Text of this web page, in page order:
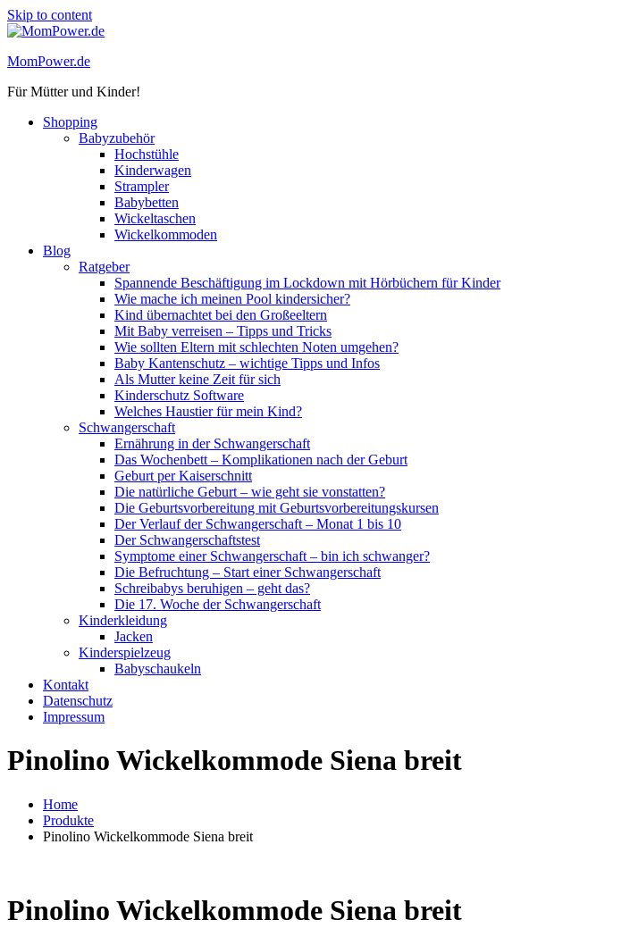
Skip to content
MomPower.de
Für Mütter und Kinder!
Shopping
Babyzubehör
Hochstühle
Kinderwagen
Strampler
Babybetten
Wickeltaschen
Wickelkommoden
Blog
Ratgeber
Spannende Beschäftigung im Lockdown mit Hörbüchern für Kinder
Wie mache ich meinen Pool kindersicher?
Kind übernachtet bei den Großeeltern
Mit Baby verreisen – Tipps und Tricks
Wie sollten Eltern mit schlechten Noten umgehen?
Baby Kantenschutz – wichtige Tipps und Infos
Als Mutter keine Zeit für sich
Kinderschutz Software
Welches Haustier für mein Kind?
Schwangerschaft
Ernährung in der Schwangerschaft
Das Wochenbett – Komplikationen nach der Geburt
Geburt per Kaiserschnitt
Die natürliche Geburt – wie geht sie vonstatten?
Die Geburtsvorbereitung mit Geburtsvorbereitungskursen
Der Verlauf der Schwangerschaft – Monat 1 bis 10
Der Schwangerschaftstest
Symptome einer Schwangerschaft – bin ich schwanger?
Die Befruchtung – Start einer Schwangerschaft
Schreibabys beruhigen – geht das?
Die 17. Woche der Schwangerschaft
Kinderkleidung
Jacken
Kinderspielzeug
Babyschaukeln
Kontakt
Datenschutz
Impressum
Pinolino Wickelkommode Siena breit
Home
Produkte
Pinolino Wickelkommode Siena breit
Pinolino Wickelkommode Siena breit